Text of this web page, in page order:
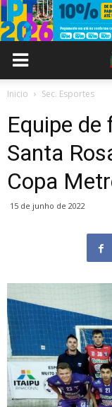
Inicio Sec. Esportes
Equipe
Santa
Copa
15 de junho de 2022